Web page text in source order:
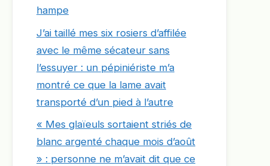
hampe
J’ai taillé mes six rosiers d’affilée
avec le même sécateur sans
l’essuyer : un pépiniériste m’a
montré ce que la lame avait
transporté d’un pied à l’autre
« Mes glaïeuls sortaient striés de
blanc argenté chaque mois d’août
» : personne ne m’avait dit que ce